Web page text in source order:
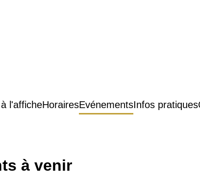
l'afficheHorairesEvénementsInfos pratiques
à venir